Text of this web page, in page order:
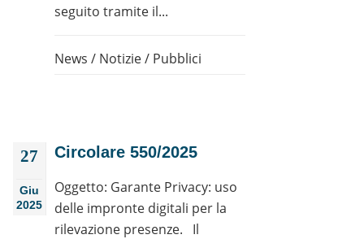
seguito tramite il...
News / Notizie/ Pubblici
27
Giu
2025
Circolare 550/2025
Oggetto: Garante Privacy: uso
delle impronte digitali per la
rilevazione presenze. Il